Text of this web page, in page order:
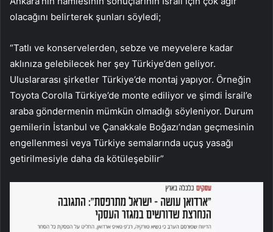
olacağını belirterek şunları söyledi;
“Tatlı ve konservelerden, sebze ve meyvelere kadar
aklınıza gelebilecek her şey Türkiye’den geliyor.
Uluslararası şirketler Türkiye’de montaj yapıyor. Örneğin
Toyota Corolla Türkiye’de monte ediliyor ve şimdi İsrail’e
araba göndermenin mümkün olmadığı söyleniyor. Durum
gemilerin İstanbul ve Çanakkale Boğazı’ndan geçmesinin
engellenmesi veya Türkiye semalarında uçuş yasağı
getirilmesiyle daha da kötüleşebilir”